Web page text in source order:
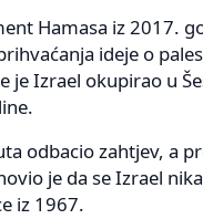
Hamasa iz 2017.
ideje o
je Izrael okupirao u
odbacio zahtjev, a
je da se Izrael
iz 1967.